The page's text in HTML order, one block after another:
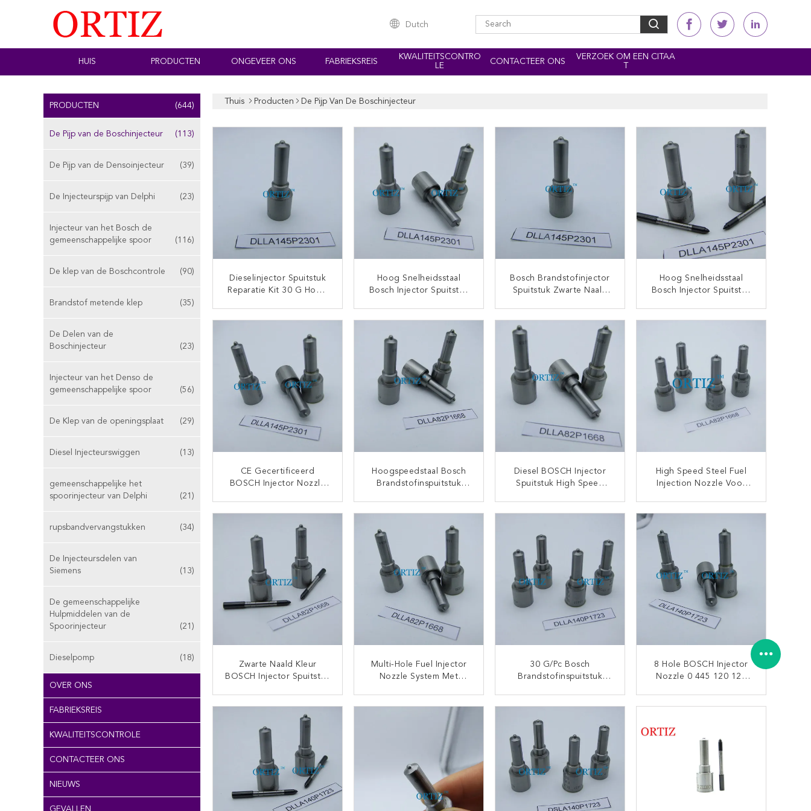
Dutch
HUIS PRODUCTEN ONGEVEER ONS FABRIEKSREIS
KWALITEITSCONTRO
LE
CONTACTEER ONS
VERZOEK OM EEN CITAA
PRODUCTEN (644)
De Pijp van de Boschinjecteur (113)
De Pijp van de Densoinjecteur (39)
De Injecteurspijp van Delphi (23)
Injecteur van het Bosch de
gemeenschappelijke spoor
(116)
De klep van de Boschcontrole (90)
Brandstof metende klep (35)
De Delen van de
Boschinjecteur
(23)
Injecteur van het Denso de
gemeenschappelijke spoor
(56)
De Klep van de openingsplaat (29)
Diesel Injecteurswiggen (13)
gemeenschappelijke het
spoorinjecteur van Delphi
(21)
rupsbandvervangstukken (34)
De Injecteursdelen van
Siemens
(13)
De gemeenschappelijke
Hulpmiddelen van de
Spoorinjecteur
(21)
Dieselpomp (18)
OVER ONS
FABRIEKSREIS
KWALITEITSCONTROLE
CONTACTEER ONS
NIEUWS
GEVALLEN
Thuis Producten De Pijp Van De Boschinjecteur
Dieselinjector Spuitstuk
Reparatie Kit 30 G Hoog
CONTACT NU
Hoog Snelheidsstaal
Bosch Injector Spuitstuk
CONTACT NU
Bosch Brandstofinjector
Spuitstuk Zwarte Naald
CONTACT NU
Hoog Snelheidsstaal
Bosch Injector Spuitstuk
CONTACT NU
CE Gecertificeerd
BOSCH Injector Nozzle
CONTACT NU
Hoogspeedstaal Bosch
Brandstofinspuitstuk
CONTACT NU
Diesel BOSCH Injector
Spuitstuk High Speed
CONTACT NU
High Speed Steel Fuel
Injection Nozzle Voor
CONTACT NU
Zwarte Naald Kleur
BOSCH Injector Spuitstuk
CONTACT NU
Multi-Hole Fuel Injector
Nozzle System Met
CONTACT NU
30 G/pc Bosch
Brandstofinspuitstuk
* 7,5 Cm
CONTACT NU
8 Hole BOSCH Injector
Nozzle 0 445 120 123
CONTACT NU